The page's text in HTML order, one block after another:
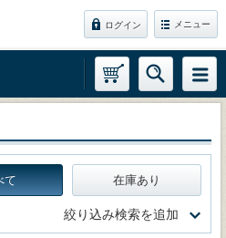
ログイン メニュー
て 在庫あり
絞り込み検索を追加